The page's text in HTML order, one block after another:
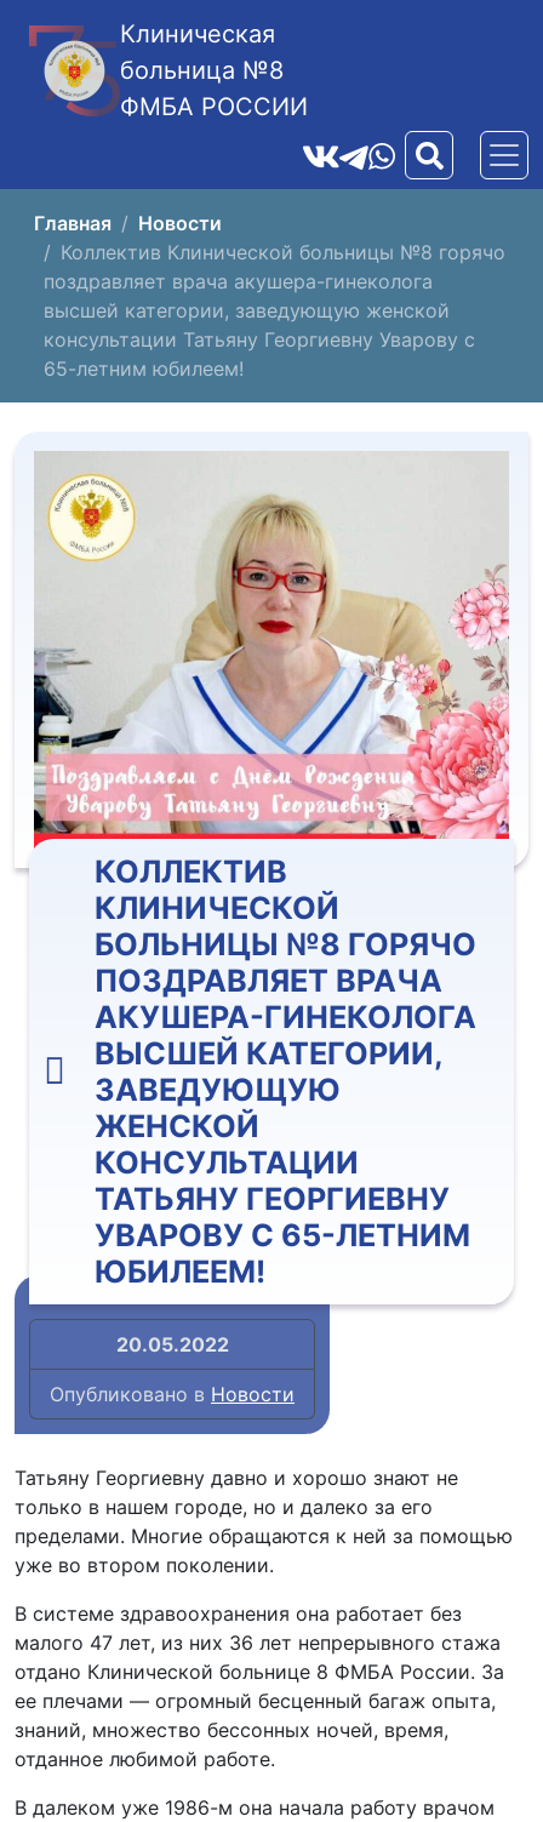
Клиническая
больница №8
ФМБА РОССИИ
Главная
Новости
Коллектив Клинической больницы №8 горячо
поздравляет врача акушера-гинеколога
высшей категории, заведующую женской
консультации Татьяну Георгиевну Уварову с
65-летним юбилеем!
КОЛЛЕКТИВ
КЛИНИЧЕСКОЙ
БОЛЬНИЦЫ №8 ГОРЯЧО
ПОЗДРАВЛЯЕТ ВРАЧА
АКУШЕРА-ГИНЕКОЛОГА
ВЫСШЕЙ КАТЕГОРИИ,
ЗАВЕДУЮЩУЮ
ЖЕНСКОЙ
КОНСУЛЬТАЦИИ
ТАТЬЯНУ ГЕОРГИЕВНУ
УВАРОВУ С 65-ЛЕТНИМ
ЮБИЛЕЕМ!
20.05.2022
Опубликовано в Новости
Татьяну Георгиевну давно и хорошо знают не
только в нашем городе, но и далеко за его
пределами. Многие обращаются к ней за помощью
уже во втором поколении.
В системе здравоохранения она работает без
малого 47 лет, из них 36 лет непрерывного стажа
отдано Клинической больнице 8 ФМБА России. За
ее плечами — огромный бесценный багаж опыта,
знаний, множество бессонных ночей, время,
отданное любимой работе.
В далеком уже 1986-м она начала работу врачом